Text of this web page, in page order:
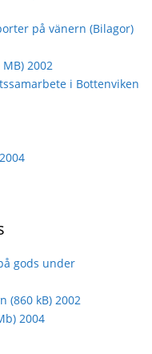
på vänern (Bilagor)
2002
i Bottenviken
gods under
(860 kB) 2002
2004